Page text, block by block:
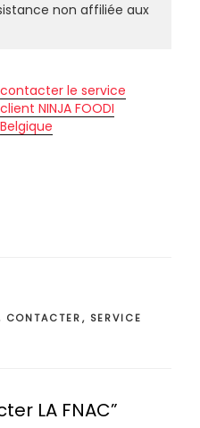
non affiliée aux
contacter le service
client NINJA FOODI
Belgique
CONTACTER, SERVICE
LA FNAC”